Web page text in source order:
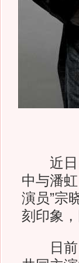
近日，
中与潘
演员”宗
刻印象
日前，